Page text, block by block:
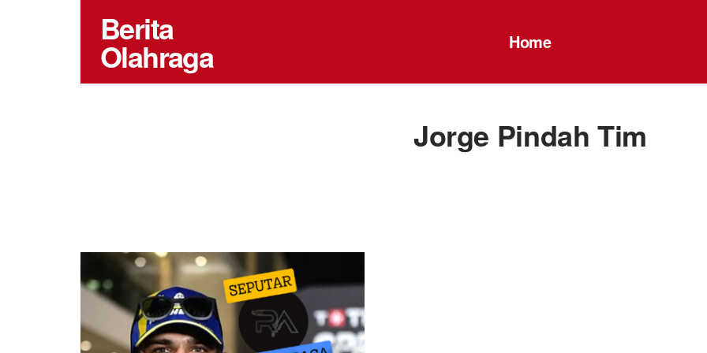
Berita
Olahraga Home
Jorge Pindah Tim